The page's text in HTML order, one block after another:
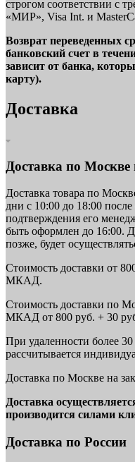
строгом соответствии с
«МИР», Visa Int. и
Возврат переведенных
банковский счет в
зависит от банка,
карту).
Доставка
Доставка по
Доставка товара по
дни с 10:00 до 18:00
подтверждения его
быть оформлен до 16:00.
позже, будет
Стоимость доставки от
МКАД.
Стоимость доставки по
МКАД от 800 руб. + 30
При удаленности более
рассчитывается
Доставка по Москве на
Доставка
производится силами
Доставка по России